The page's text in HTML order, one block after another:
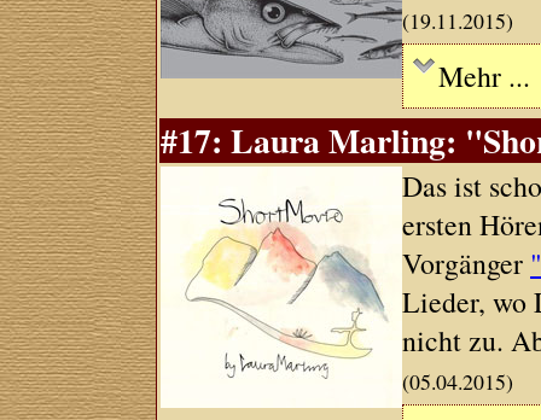
(19.11.2015)
Mehr ...
#17: Laura Marling:
Das ist
ersten
Vorgänger
Lieder, wo
nicht zu.
(05.04.2015)